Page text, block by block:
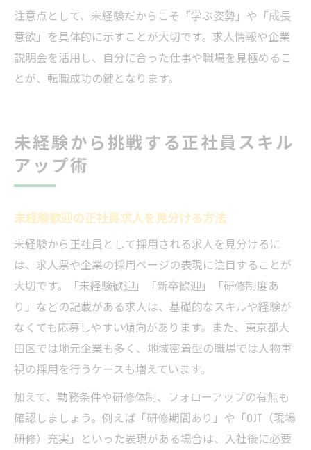
注意点として、未経験だからこそ「学ぶ姿勢」や「成長
意欲」を具体的に示すことが大切です。求人情報や企業
説明会を活用し、自分に合った仕事や職場を見極めるこ
とが、転職成功の鍵となります。
未経験から挑戦する正社員スキル
アップ術
未経験歓迎の正社員求人を見分ける方法
未経験から正社員として採用される求人を見分けるに
は、求人票や企業の採用ページの表現に注目することが
大切です。「未経験歓迎」「新卒歓迎」「研修制度あ
り」などの記載がある求人は、基礎的なスキルや経験が
なくても応募しやすい傾向があります。また、東京都大
田区では地元企業も多く、地域密着型の職場では人物重
視の採用を行うケースも増えています。
加えて、勤務条件や研修体制、フォローアップの有無も
確認しましょう。例えば「研修期間あり」や「OJT（現場
研修）充実」といった表現がある場合は、入社後に必要